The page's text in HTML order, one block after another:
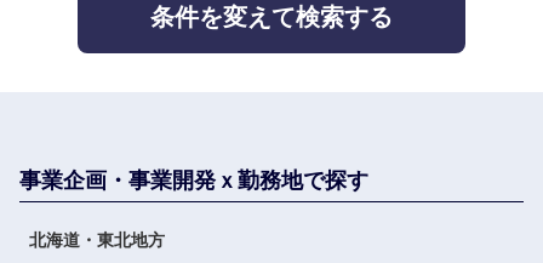
建設・施
工管理
事務職
人材・アウトソーシング
その他
滋賀県 京都府
奈良県 和歌山県
条件を変えて検索する
事業企画・事業開発ｘ勤務地で探す
北海道・東北地方